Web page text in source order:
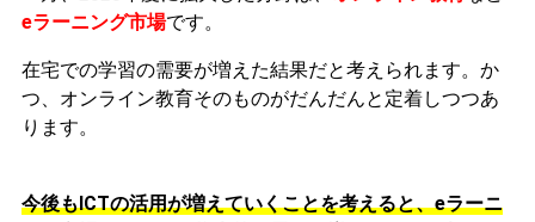
eラーニング市場です。
在宅での学習の需要が増えた結果だと考えられます。か
つ、オンライン教育そのものがだんだんと定着しつつあ
ります。
今後もICTの活用が増えていくことを考えると、eラーニ